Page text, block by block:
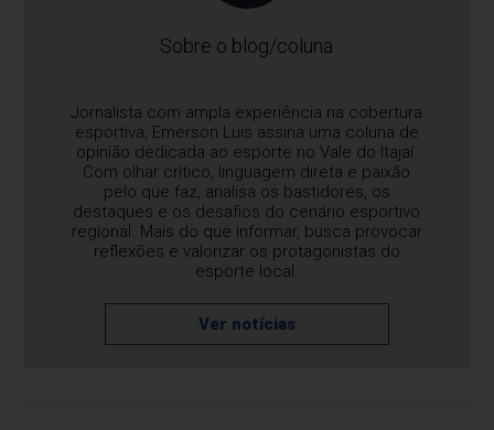
Sobre o blog/coluna
Jornalista com ampla experiência na cobertura
esportiva, Emerson Luis assina uma coluna de
opinião dedicada ao esporte no Vale do Itajaí.
Com olhar crítico, linguagem direta e paixão
pelo que faz, analisa os bastidores, os
destaques e os desafios do cenário esportivo
regional. Mais do que informar, busca provocar
reflexões e valorizar os protagonistas do
esporte local.
Ver notícias